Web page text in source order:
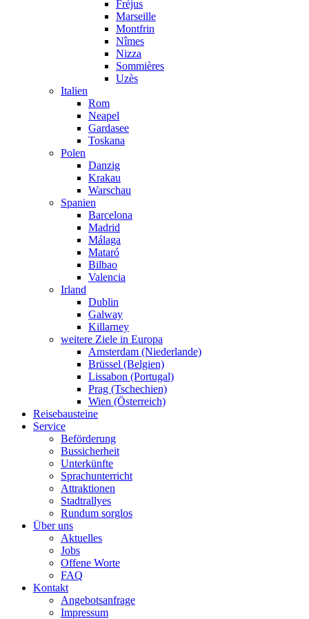
Fréjus
Marseille
Montfrin
Nîmes
Nizza
Sommières
Uzès
Italien
Rom
Neapel
Gardasee
Toskana
Polen
Danzig
Krakau
Warschau
Spanien
Barcelona
Madrid
Málaga
Mataró
Bilbao
Valencia
Irland
Dublin
Galway
Killarney
weitere Ziele in Europa
Amsterdam (Niederlande)
Brüssel (Belgien)
Lissabon (Portugal)
Prag (Tschechien)
Wien (Österreich)
Reisebausteine
Service
Beförderung
Bussicherheit
Unterkünfte
Sprachunterricht
Attraktionen
Stadtrallyes
Rundum sorglos
Über uns
Aktuelles
Jobs
Offene Worte
FAQ
Kontakt
Angebotsanfrage
Impressum